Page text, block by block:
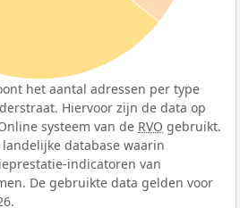
het aantal adressen per type
Hiervoor zijn de data op
systeem van de RVO gebruikt.
database waarin
indicatoren van
De gebruikte data gelden voor